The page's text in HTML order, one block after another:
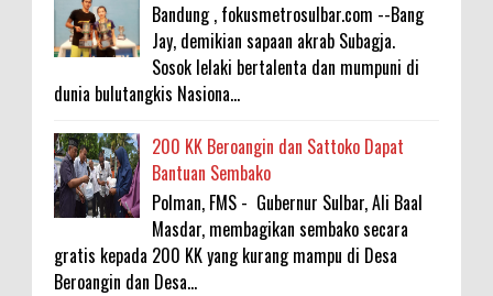
Bandung , fokusmetrosulbar.com --Bang
Jay, demikian sapaan akrab Subagja.
Sosok lelaki bertalenta dan mumpuni di
dunia bulutangkis Nasiona...
200 KK Beroangin dan Sattoko Dapat
Bantuan Sembako
Polman, FMS - Gubernur Sulbar, Ali Baal
Masdar, membagikan sembako secara
gratis kepada 200 KK yang kurang mampu di Desa
Beroangin dan Desa...